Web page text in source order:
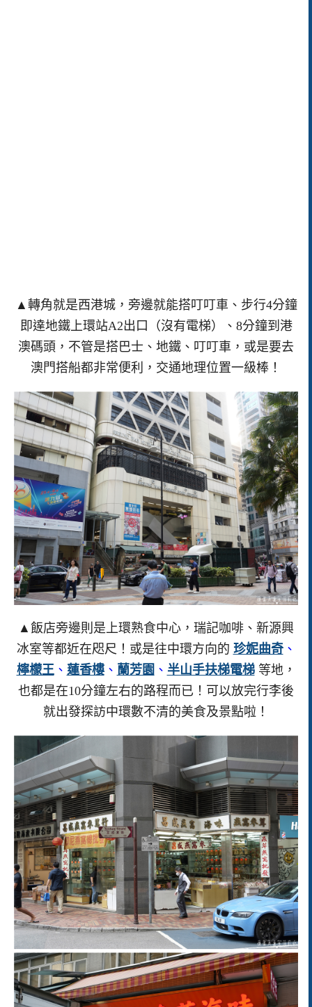
▲轉角就是西港城，旁邊就能搭叮叮車、步行4分鐘
即達地鐵上環站A2出口（沒有電梯）、8分鐘到港
澳碼頭，不管是搭巴士、地鐵、叮叮車，或是要去
澳門搭船都非常便利，交通地理位置一級棒！
▲飯店旁邊則是上環熟食中心，瑞記咖啡、新源興
冰室等都近在咫尺！或是往中環方向的 珍妮曲奇、
檸檬王、 蓮香樓、 蘭芳園 、 半山手扶梯電梯 等地，
也都是在10分鐘左右的路程而已！可以放完行李後
就出發探訪中環數不清的美食及景點啦！